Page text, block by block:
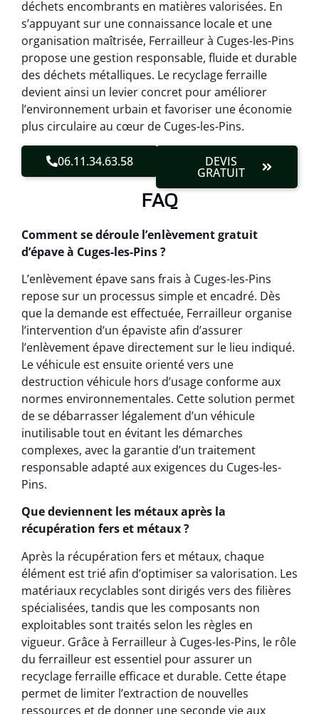
déchets encombrants en matières valorisées. En
s’appuyant sur une connaissance locale et une
organisation maîtrisée, Ferrailleur à Cuges-les-Pins
propose une gestion responsable, fluide et durable
des déchets métalliques. Le recyclage ferraille
devient ainsi un levier concret pour améliorer
l’environnement urbain et favoriser une économie
plus circulaire au cœur de Cuges-les-Pins.
06.11.34.63.58 DEVIS
GRATUIT
FAQ
Comment se déroule l’enlèvement gratuit
d’épave à Cuges-les-Pins ?
L’enlèvement épave sans frais à Cuges-les-Pins
repose sur un processus simple et encadré. Dès
que la demande est effectuée, Ferrailleur organise
l’intervention d’un épaviste afin d’assurer
l’enlèvement épave directement sur le lieu indiqué.
Le véhicule est ensuite orienté vers une
destruction véhicule hors d’usage conforme aux
normes environnementales. Cette solution permet
de se débarrasser légalement d’un véhicule
inutilisable tout en évitant les démarches
complexes, avec la garantie d’un traitement
responsable adapté aux exigences du Cuges-les-
Pins.
Que deviennent les métaux après la
récupération fers et métaux ?
Après la récupération fers et métaux, chaque
élément est trié afin d’optimiser sa valorisation. Les
matériaux recyclables sont dirigés vers des filières
spécialisées, tandis que les composants non
exploitables sont traités selon les règles en
vigueur. Grâce à Ferrailleur à Cuges-les-Pins, le rôle
du ferrailleur est essentiel pour assurer un
recyclage ferraille efficace et durable. Cette étape
permet de limiter l’extraction de nouvelles
ressources et de donner une seconde vie aux